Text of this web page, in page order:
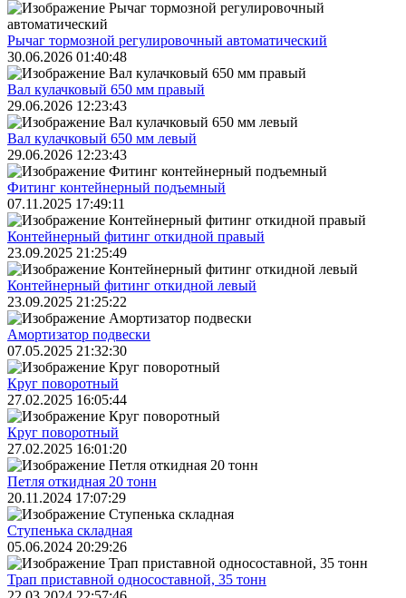
Рычаг тормозной регулировочный автоматический
30.06.2026 01:40:48
Вал кулачковый 650 мм правый
29.06.2026 12:23:43
Вал кулачковый 650 мм левый
29.06.2026 12:23:43
Фитинг контейнерный подъемный
07.11.2025 17:49:11
Контейнерный фитинг откидной правый
23.09.2025 21:25:49
Контейнерный фитинг откидной левый
23.09.2025 21:25:22
Амортизатор подвески
07.05.2025 21:32:30
Круг поворотный
27.02.2025 16:05:44
Круг поворотный
27.02.2025 16:01:20
Петля откидная 20 тонн
20.11.2024 17:07:29
Ступенька складная
05.06.2024 20:29:26
Трап приставной односоставной, 35 тонн